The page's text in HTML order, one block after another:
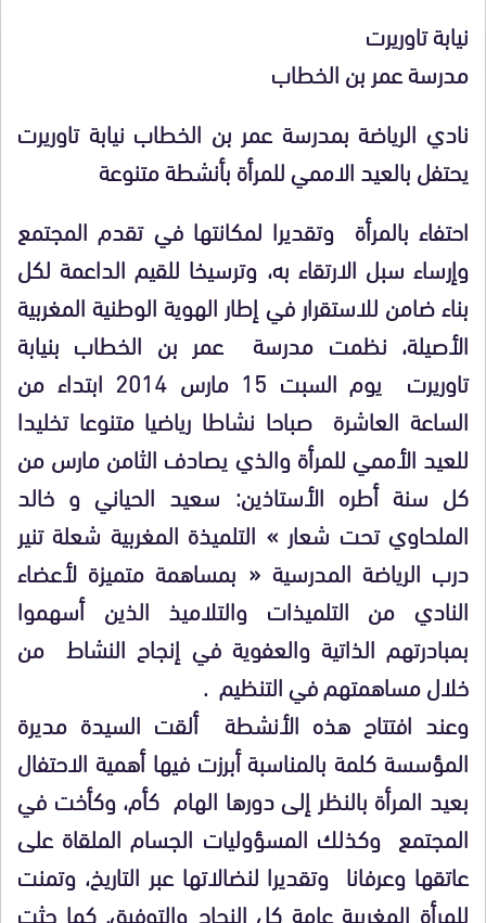
نيابة تاوريرت
مدرسة عمر بن الخطاب
نادي الرياضة بمدرسة عمر بن الخطاب نيابة تاوريرت
يحتفل بالعيد الاممي للمرأة بأنشطة متنوعة
احتفاء بالمرأة وتقديرا لمكانتها في تقدم المجتمع
وإرساء سبل الارتقاء به، وترسيخا للقيم الداعمة لكل
بناء ضامن للاستقرار في إطار الهوية الوطنية المغربية
الأصيلة، نظمت مدرسة عمر بن الخطاب بنيابة
تاوريرت يوم السبت 15 مارس 2014 ابتداء من
الساعة العاشرة صباحا نشاطا رياضيا متنوعا تخليدا
للعيد الأممي للمرأة والذي يصادف الثامن مارس من
كل سنة أطره الأستاذين: سعيد الحياني و خالد
الملحاوي تحت شعار » التلميذة المغربية شعلة تنير
درب الرياضة المدرسية « بمساهمة متميزة لأعضاء
النادي من التلميذات والتلاميذ الذين أسهموا
بمبادرتهم الذاتية والعفوية في إنجاح النشاط من
خلال مساهمتهم في التنظيم .
وعند افتتاح هذه الأنشطة ألقت السيدة مديرة
المؤسسة كلمة بالمناسبة أبرزت فيها أهمية الاحتفال
بعيد المرأة بالنظر إلى دورها الهام كأم، وكأخت في
المجتمع وكذلك المسؤوليات الجسام الملقاة على
عاتقها وعرفانا وتقديرا لنضالاتها عبر التاريخ، وتمنت
للمرأة المغربية عامة كل النجاح والتوفيق. كما حثت